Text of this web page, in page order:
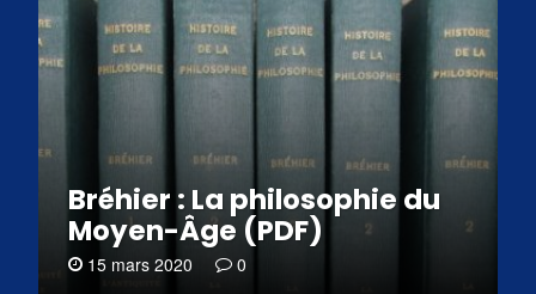
Bréhier : La philosophie du
Moyen-Âge (PDF)
15 mars 2020 0